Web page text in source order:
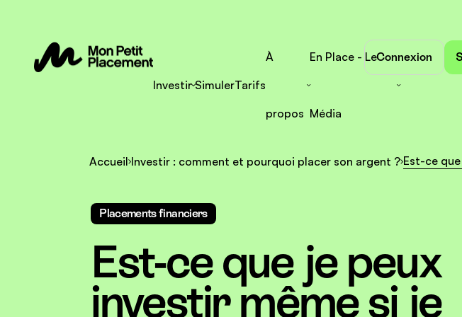
Investir SimulerTarifs
À
propos
En Place - Le
Média
Connexion
Accueil Investir : comment et pourquoi placer son argent ? Est-ce
Placements financiers
Est-ce que je peux
investir même si je